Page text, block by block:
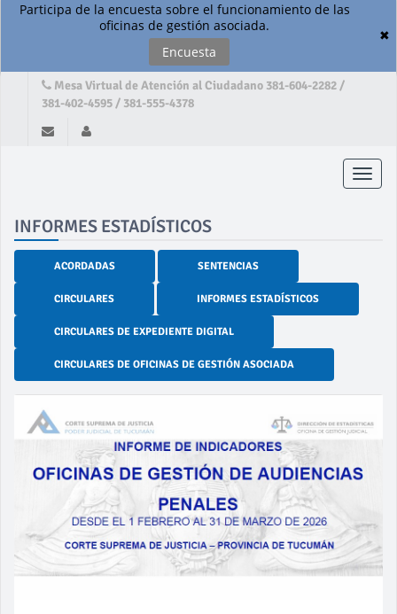
Participa de la encuesta sobre el funcionamiento de las
oficinas de gestión asociada.
Encuesta
✖
Mesa Virtual de Atención al Ciudadano 381-604-2282 /
381-402-4595 / 381-555-4378
Toggle
INFORMES ESTADÍSTICOS
ACORDADAS SENTENCIAS
CIRCULARES INFORMES ESTADÍSTICOS
CIRCULARES DE EXPEDIENTE DIGITAL
CIRCULARES DE OFICINAS DE GESTIÓN ASOCIADA